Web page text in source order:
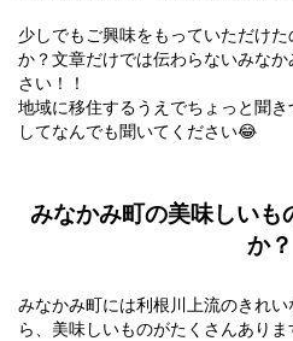
少しでもご興味をもっていただけ
か？文章だけでは伝わらないみな
さい！！
地域に移住するうえでちょっと聞
してなんでも聞いてください😂
みなかみ町の美味しいも
か？
みなかみ町には利根川上流のきれ
ら、美味しいものがたくさんありま